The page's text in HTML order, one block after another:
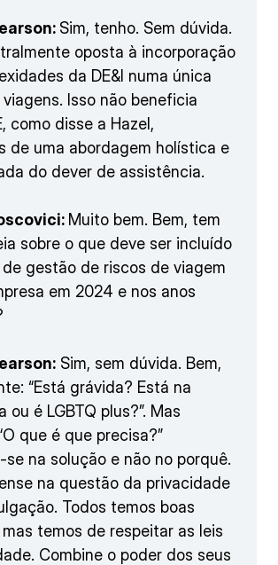
Sim, tenho. Sem dúvida.
oposta à incorporação
da DE&I numa única
Isso não beneficia
como disse a Hazel,
de uma abordagem holística e
do dever de assistência.
Muito bem. Bem, tem
sobre o que deve ser incluído
gestão de riscos de viagem
em 2024 e nos anos
Sim, sem dúvida. Bem,
“Está grávida? Está na
ou é LGBTQ plus?”. Mas
que é que precisa?”
na solução e não no porquê.
na questão da privacidade
Todos temos boas
temos de respeitar as leis
Combine o poder dos seus